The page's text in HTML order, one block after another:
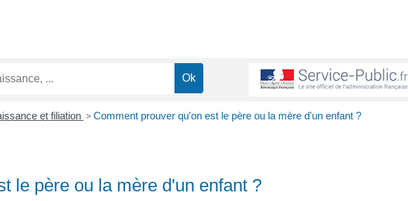
et filiation > Comment prouver qu'on est le père ou la mère d'un enfant ?
le père ou la mère d'un enfant ?